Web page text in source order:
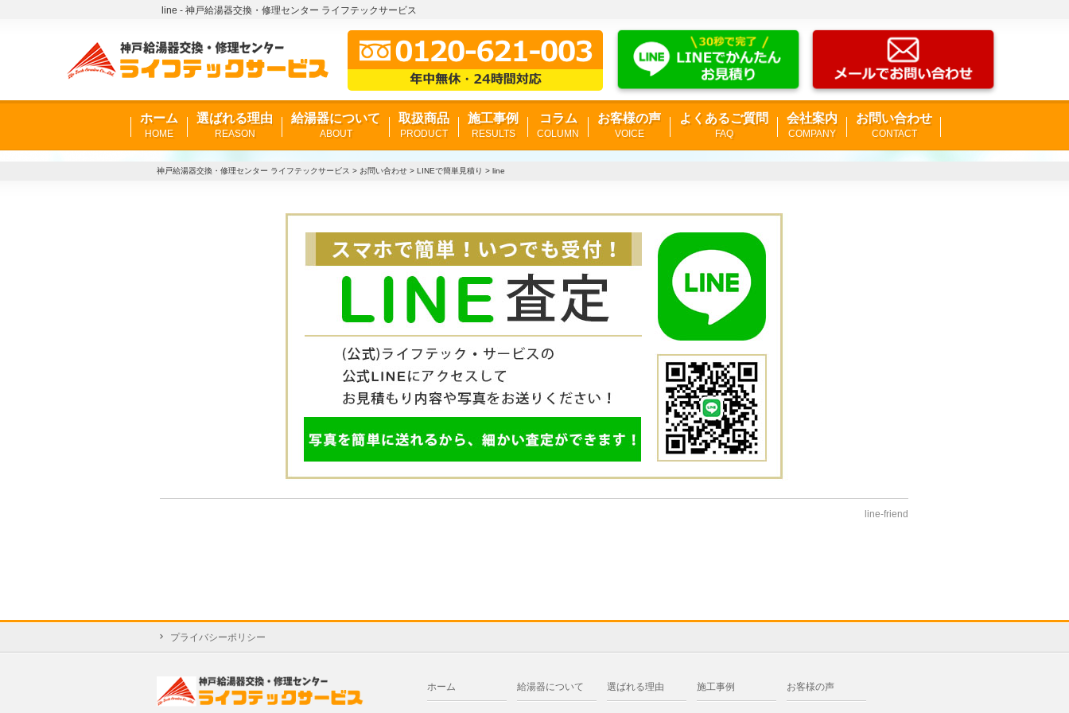
line - 神戸給湯器交換・修理センター ライフテックサービス
ホーム
HOME
選ばれる理由
REASON
給湯器について
ABOUT
取扱商品
PRODUCT
施工事例
RESULTS
コラム
COLUMN
お客様の声
VOICE
よくあるご質問
FAQ
会社案内
COMPANY
お問い合わせ
CONTACT
神戸給湯器交換・修理センター ライフテックサービス > お問い合わせ > LINEで簡単見積り > line
line-friend
プライバシーポリシー
ホーム 給湯器について 選ばれる理由 施工事例 お客様の声